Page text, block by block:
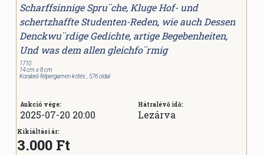
Scharffsinnige Spru¨che, Kluge Hof- und
schertzhaffte Studenten-Reden, wie auch Dessen
Denckwu¨rdige Gedichte, artige Begebenheiten,
Und was dem allen gleichfo¨rmig
1710
14 cm x 8 cm
Korabeli félpergamen kötés , 576 oldal
Aukció vége:
2025-07-20 20:00
Hátralévő idő:
Lezárva
Kikiáltási ár:
3.000 Ft